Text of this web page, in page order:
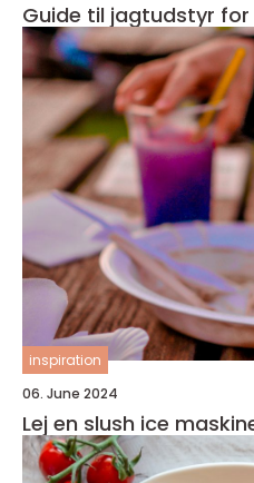
Guide til jagtudstyr
inspiration
06. June 2024
Lej en slush ice